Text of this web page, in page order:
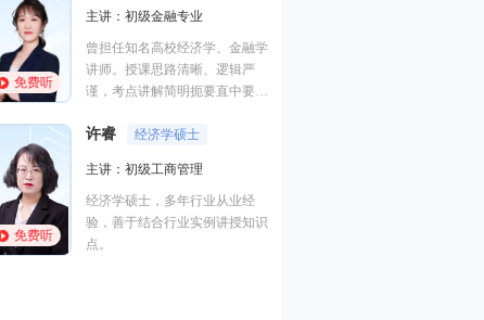
免费听
主讲：初级金融专业
曾担任知名高校经济学、金融学
讲师。授课思路清晰、逻辑严
谨，考点讲解简明扼要直中要
免费听
许睿 经济学硕士
主讲：初级工商管理
经济学硕士，多年行业从业经
验，善于结合行业实例讲授知识
点。